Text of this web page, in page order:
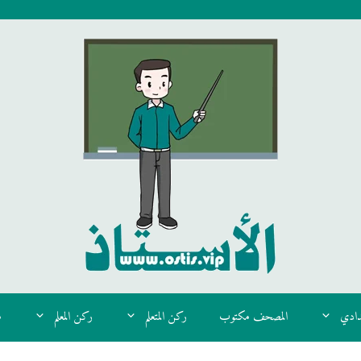
المصحف مكتوب ركن المتعلم ركن المعلم